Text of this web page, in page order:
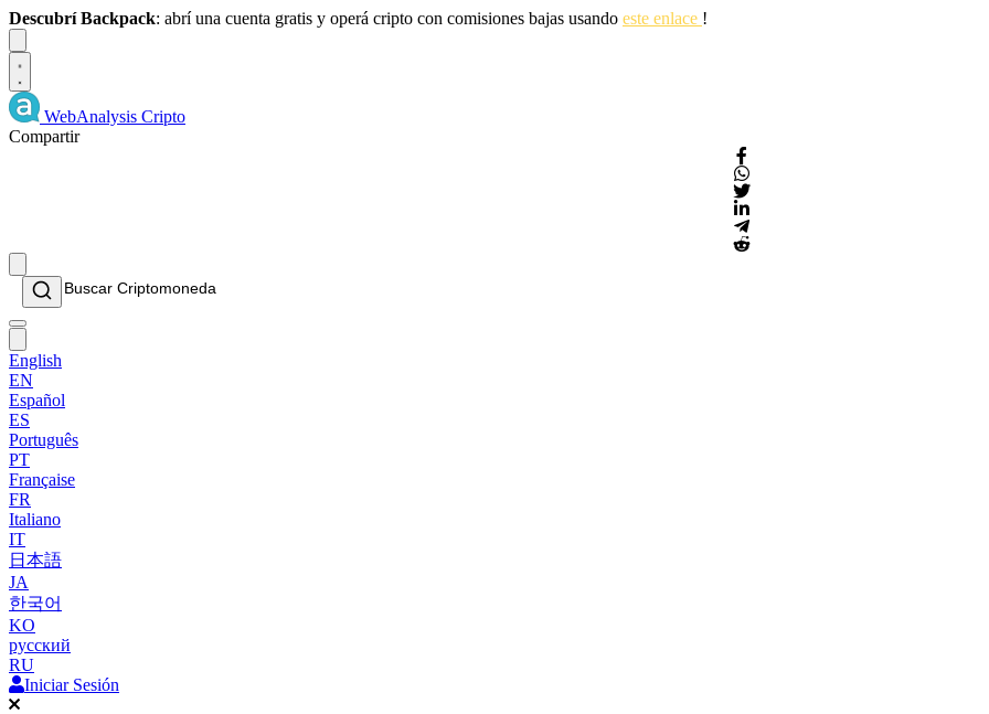
Descubrí Backpack: abrí una cuenta gratis y operá cripto con comisiones bajas usando este enlace !
WebAnalysis Cripto
Compartir
English
EN
Español
ES
Português
PT
Française
FR
Italiano
IT
日本語
JA
한국어
KO
русский
RU
Iniciar Sesión